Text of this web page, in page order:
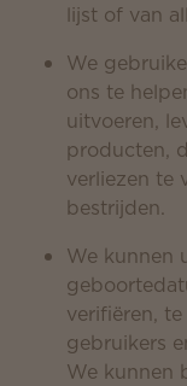
lijst of van
We
ons te
uitvoeren,
producten,
verliezen te
bestrijden.
We kunnen
verifiëren,
gebruikers
We kunnen